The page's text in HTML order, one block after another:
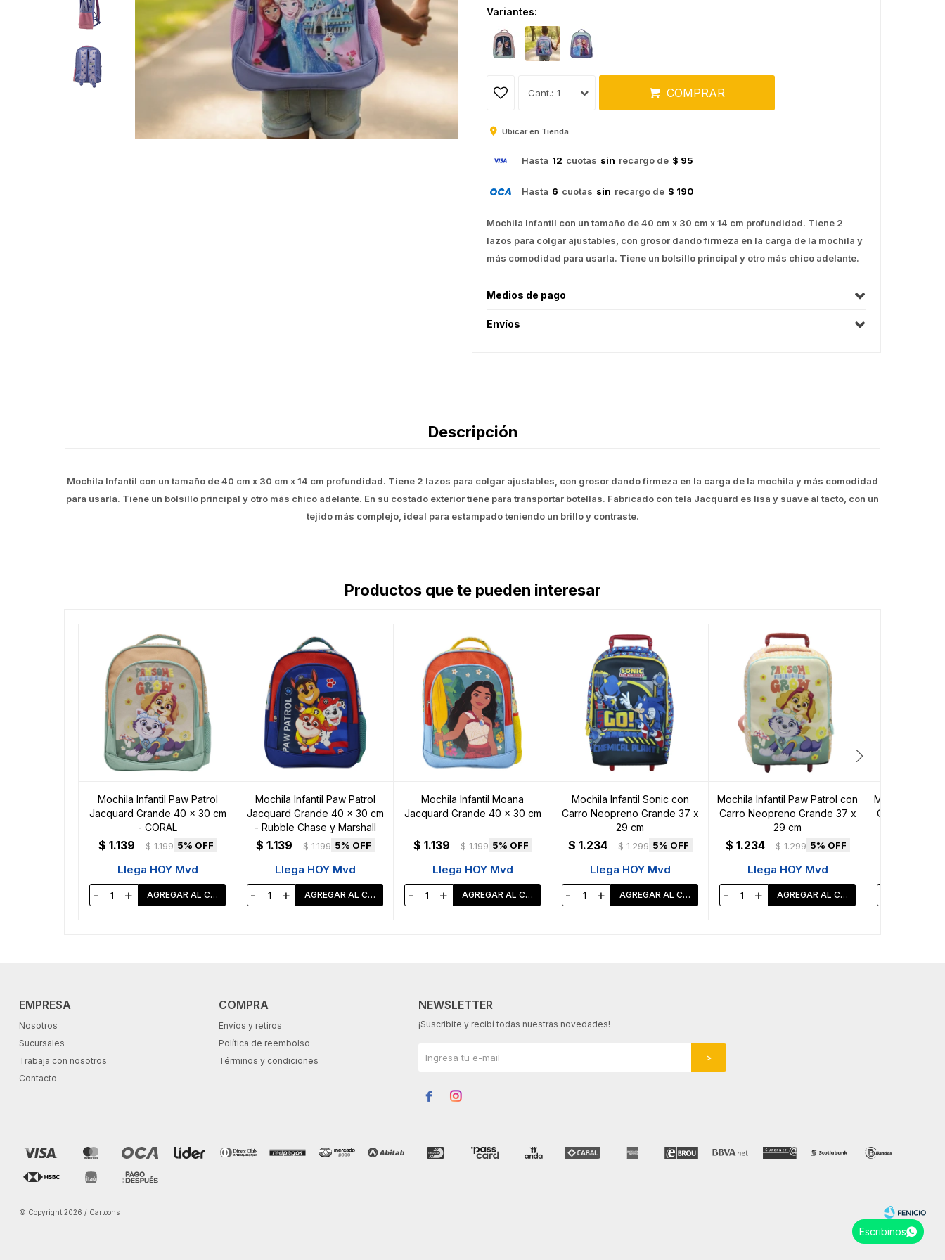
Variantes:
1 COMPRAR
Ubicar en Tienda
Hasta 12 cuotas sin recargo de $ 95
Hasta 6 cuotas sin recargo de $ 190
Mochila Infantil con un tamaño de 40 cm x 30 cm x 14 cm profundidad. Tiene 2
lazos para colgar ajustables, con grosor dando firmeza en la carga de la mochila y
más comodidad para usarla. Tiene un bolsillo principal y otro más chico adelante.
Medios de pago
Envíos
Descripción
Mochila Infantil con un tamaño de 40 cm x 30 cm x 14 cm profundidad. Tiene 2 lazos para colgar ajustables, con grosor dando firmeza en la carga de la mochila y más comodidad
para usarla. Tiene un bolsillo principal y otro más chico adelante. En su costado exterior tiene para transportar botellas. Fabricado con tela Jacquard es lisa y suave al tacto, con un
tejido más complejo, ideal para estampado teniendo un brillo y contraste.
Productos que te pueden interesar
Mochila Infantil Paw Patrol
Jacquard Grande 40 x 30 cm
- CORAL
$ 1.139 $ 1.199 5
Llega HOY Mvd
- +
Mochila Infantil Paw Patrol
Jacquard Grande 40 x 30 cm
- Rubble Chase y Marshall
$ 1.139 $ 1.199 5
Llega HOY Mvd
- +
Mochila Infantil Moana
Jacquard Grande 40 x 30 cm
$ 1.139 $ 1.199 5
Llega HOY Mvd
- +
Mochila Infantil Sonic con
Carro Neopreno Grande 37 x
29 cm
$ 1.234 $ 1.299 5
Llega HOY Mvd
- +
Mochila Infantil Paw Patrol con
Carro Neopreno Grande 37 x
29 cm
$ 1.234 $ 1.299 5
Llega HOY Mvd
- +
Mochila
Carro
EMPRESA
Nosotros
Sucursales
Trabaja con nosotros
Contacto
COMPRA
Envíos y retiros
Política de reembolso
Términos y condiciones
NEWSLETTER
¡Suscribite y recibí todas nuestras novedades!
 
© Copyright 2026 / Cartoons